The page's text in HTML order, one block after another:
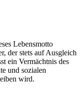
Lebensmotto
der stets auf Ausgleich
ein Vermächtnis des
und sozialen
wird.